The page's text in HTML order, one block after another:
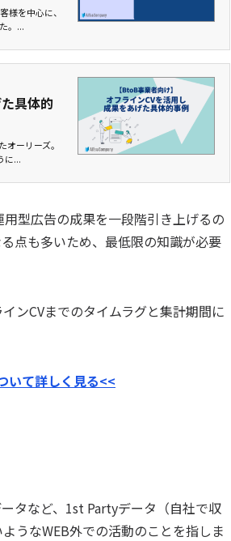
様を中心に、
。...
具体的
ーリーズ。
に...
型広告の成果を一段階引き上げるの
点も多いため、最低限の知識が必要
ンCVまでのタイムラグと集計期間に
いて詳しく見る<<
タなど、1st Partyデータ（自社で収
うなWEB外での活動のことを指しま